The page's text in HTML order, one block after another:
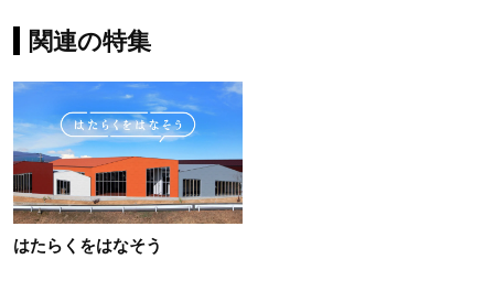
関連の特集
はたらくをはなそう